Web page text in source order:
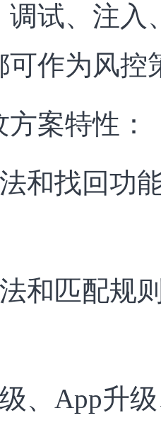
调试、注入
可作为风控
案特性：
和找回功
和匹配规
、App升